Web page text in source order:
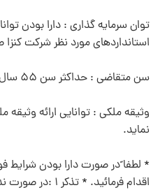
توان سرمايه گذاری : دارا بودن
استانداردهای مورد نظر شرکت
سن متقاضی : حداكثر سن ۵۵ سال ( اشخاص حقيقی)
وثيقه ملكی : توانايی ارائه
نمايد.
* لطفا ًدر صورت دارا بودن
اقدام فرمائید. *
تذکر ۱ :در